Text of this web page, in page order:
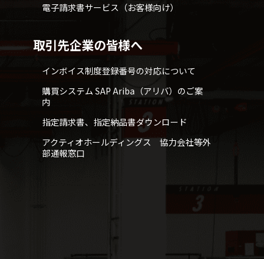
電子請求書サービス（お客様向け）
取引先企業の皆様へ
インボイス制度登録番号の対応について
購買システム SAP Ariba（アリバ）のご案
内
指定請求書、指定納品書ダウンロード
アクティオホールディングス 協力会社等外
部通報窓口